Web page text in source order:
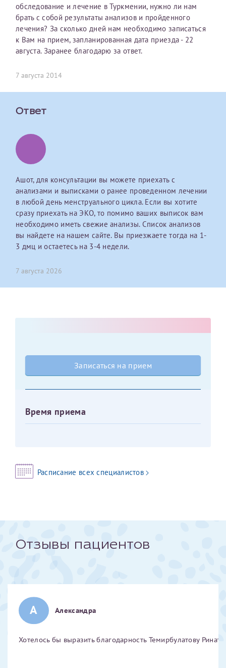
обследование и лечение в Туркмении, нужно ли нам
брать с собой результаты анализов и пройденного
лечения? За сколько дней нам необходимо записаться
к Вам на прием, запланированная дата приезда - 22
августа. Заранее благодарю за ответ.
7 августа 2014
Ответ
Ашот, для консультации вы можете приехать с
анализами и выписками о ранее проведенном лечении
в любой день менструального цикла. Если вы хотите
сразу приехать на ЭКО, то помимо ваших выписок вам
необходимо иметь свежие анализы. Список анализов
вы найдете на нашем сайте. Вы приезжаете тогда на 1-
3 дмц и остаетесь на 3-4 недели.
7 августа 2026
Записаться на прием
Время приема
Расписание всех специалистов
Отзывы пациентов
А Александра
Хотелось бы выразить благодарность Темирбулатову
О каком враче расскажете?
Ваш отзыв
Принимаю условия Соглашения на обработку
персональных данных
Оставить отзыв
Электронная почта*
Номер телефона*
Сдать спермограмму
Или введите его имя
персональных данных
Наши специалисты готовы помочь вам, предоставив
общую информацию и рекомендации на основе
ваших вопросов. Задайте ваш вопрос,
и мы постараемся ответить на него как можно
скорее.
Я подтверждаю, что ознакомился с уведомлением,
первом заявлении. После отправки готового документа
изменения и переоформление справки на другого
налогоплательщика не выполняются. Пожалуйста,
внимательно проверяйте все данные перед отправкой
заявки.
После отправки заявки вы получите письмо на указанную
с МЦРМ для уточнения информации.
Заявление
Прошу выдать справку об оказанных медицинских услугах
следующим пациентам:
Фамилия*
Имя*
Для предоставления в налоговые органы Российской
Федерации, выписать ее на имя:
Фамилия*
Отчество*
налогоплательщика
За год/годы
2022
2023
2024